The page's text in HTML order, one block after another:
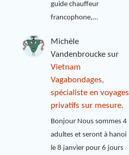
guide chauffeur
francophone,…
Michèle
Vandenbroucke sur
Vietnam
Vagabondages,
spécialiste en voyages
privatifs sur mesure.
Bonjour Nous sommes 4
adultes et seront à hanoi
le 8 janvier pour 6 jours